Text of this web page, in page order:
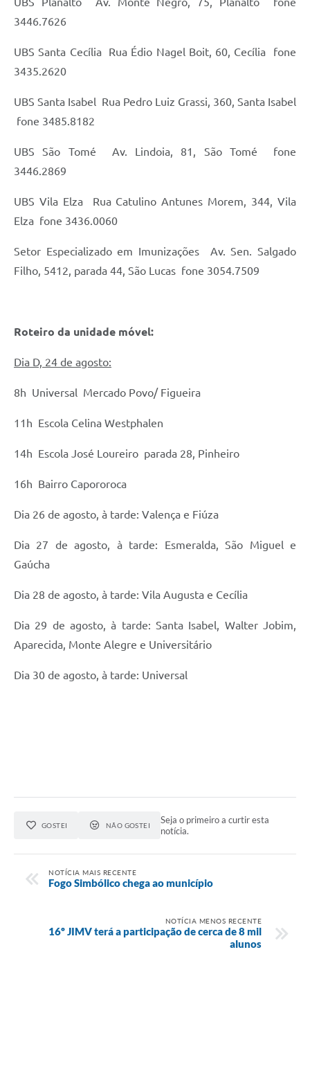
3446.7626
UBS Santa Cecília  Rua Édio Nagel Boit, 60, Cecília  fone
3435.2620
UBS Santa Isabel  Rua Pedro Luiz Grassi, 360, Santa Isabel
 fone 3485.8182
UBS São Tomé  Av. Lindoia, 81, São Tomé  fone
3446.2869
UBS Vila Elza  Rua Catulino Antunes Morem, 344, Vila
Elza  fone 3436.0060
Setor Especializado em Imunizações  Av. Sen. Salgado
Filho, 5412, parada 44, São Lucas  fone 3054.7509
Roteiro da unidade móvel:
Dia D, 24 de agosto:
8h  Universal  Mercado Povo/ Figueira
11h  Escola Celina Westphalen
14h  Escola José Loureiro  parada 28, Pinheiro
16h  Bairro Capororoca
Dia 26 de agosto, à tarde: Valença e Fiúza
Dia 27 de agosto, à tarde: Esmeralda, São Miguel e
Gaúcha
Dia 28 de agosto, à tarde: Vila Augusta e Cecília
Dia 29 de agosto, à tarde: Santa Isabel, Walter Jobim,
Aparecida, Monte Alegre e Universitário
Dia 30 de agosto, à tarde: Universal
GOSTEI NÃO GOSTEI
Seja o primeiro a curtir esta
notícia.
NOTÍCIA MAIS RECENTE
Fogo Simbólico chega ao município
NOTÍCIA MENOS RECENTE
16º JIMV terá a participação de cerca de 8 mil
alunos